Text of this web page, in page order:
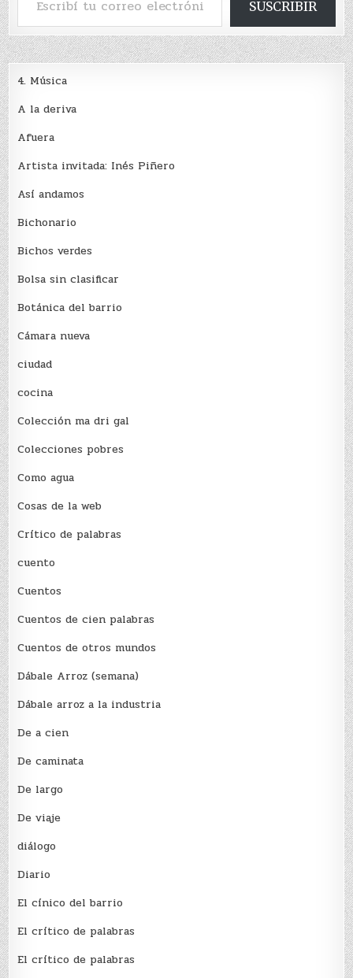
SUSCRIBIR
4. Música
A la deriva
Afuera
Artista invitada: Inés Piñero
Así andamos
Bichonario
Bichos verdes
Bolsa sin clasificar
Botánica del barrio
Cámara nueva
ciudad
cocina
Colección ma dri gal
Colecciones pobres
Como agua
Cosas de la web
Crítico de palabras
cuento
Cuentos
Cuentos de cien palabras
Cuentos de otros mundos
Dábale Arroz (semana)
Dábale arroz a la industria
De a cien
De caminata
De largo
De viaje
diálogo
Diario
El cínico del barrio
El crí­tico de palabras
El crí­tico de palabras